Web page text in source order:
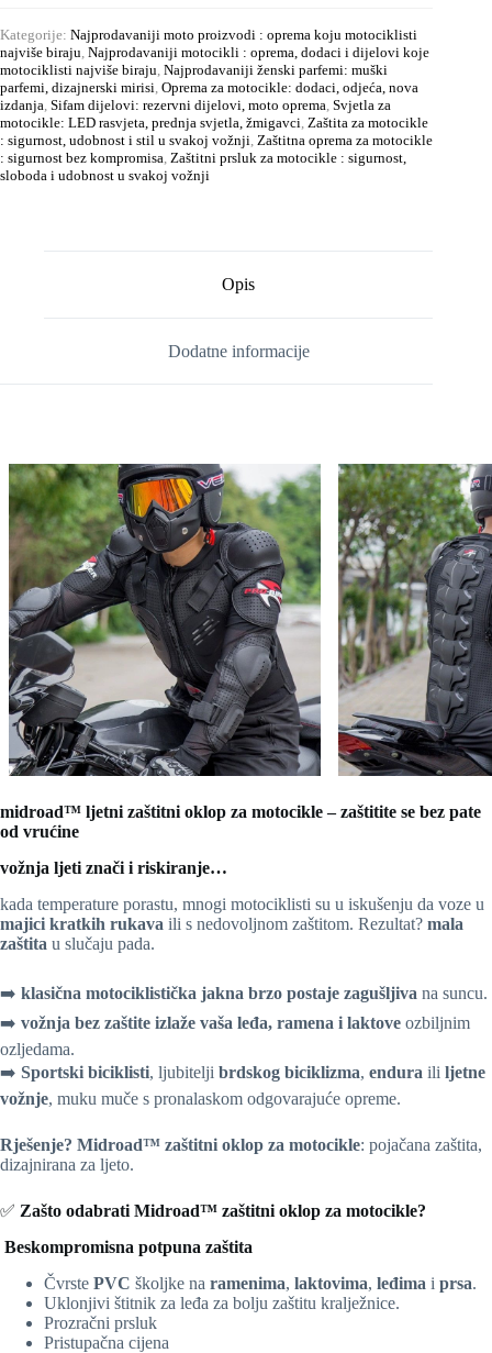
Kategorije: Najprodavaniji moto proizvodi : oprema koju motociklisti
najviše biraju, Najprodavaniji motocikli : oprema, dodaci i dijelovi koje
motociklisti najviše biraju, Najprodavaniji ženski parfemi: muški
parfemi, dizajnerski mirisi, Oprema za motocikle: dodaci, odjeća, nova
izdanja, Sifam dijelovi: rezervni dijelovi, moto oprema, Svjetla za
motocikle: LED rasvjeta, prednja svjetla, žmigavci, Zaštita za motocikle
: sigurnost, udobnost i stil u svakoj vožnji, Zaštitna oprema za motocikle
: sigurnost bez kompromisa, Zaštitni prsluk za motocikle : sigurnost,
sloboda i udobnost u svakoj vožnji
Opis
Dodatne informacije
midroad™ ljetni zaštitni oklop za motocikle – zaštitite se bez pate
od vrućine
vožnja ljeti znači i riskiranje…
kada temperature porastu, mnogi motociklisti su u iskušenju da voze u
majici kratkih rukava ili s nedovoljnom zaštitom. Rezultat? mala
zaštita u slučaju pada.
➡️ klasična motociklistička jakna brzo postaje zagušljiva na suncu.
➡️ vožnja bez zaštite izlaže vaša leđa, ramena i laktove ozbiljnim
ozljedama.
➡️ Sportski biciklisti, ljubitelji brdskog biciklizma, endura ili ljetne
vožnje, muku muče s pronalaskom odgovarajuće opreme.
Rješenje? Midroad™ zaštitni oklop za motocikle: pojačana zaštita,
dizajnirana za ljeto.
✅ Zašto odabrati Midroad™ zaštitni oklop za motocikle?
Beskompromisna potpuna zaštita
Čvrste PVC školjke na ramenima, laktovima, leđima i prsa.
Uklonjivi štitnik za leđa za bolju zaštitu kralježnice.
Prozračni prsluk
Pristupačna cijena